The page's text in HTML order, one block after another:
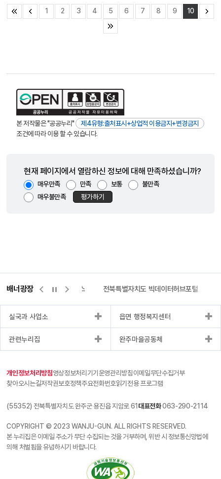
1 2 3 4 5 6 7 8 9 10
본 저작물은 "공공누리"
제4유형:출처표시+상업적 이용금지+변경금지
조건에 따라 이용 할 수 있습니다.
현재 페이지에서 열람하신 정보에 대해 만족하셨습니까?
매우만족 만족 보통
불만족
매우불만족
평가하기
배너광장
센터 위택스 전북특별자치도 빅데이터허브포털 완주몰
실국과 사업소 읍면 행정복지센터
관련누리집 완주마을공동체
개인정보처리방침영상정보처리기기운영관리방침이메일무단수집거부
찾아오시는길저작권보호정책주요전화번호읽기전용 프로그램
(55352) 전북특별자치도 완주군 용진읍 지암로 61대표전화063-290-2114
COPYRIGHT © 2023 WANJU-GUN. ALL RIGHTS RESERVED.
본 누리집은 이메일 주소가 무단 수집되는 것을 거부하며, 위반 시 정보통신망법에
의해 처벌됨을 유념하시기 바랍니다.